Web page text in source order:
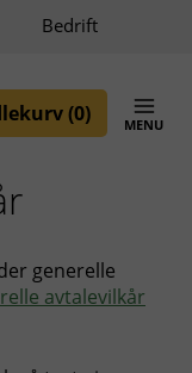
Bedrift
(0) MENU
generelle
avtalevilkår